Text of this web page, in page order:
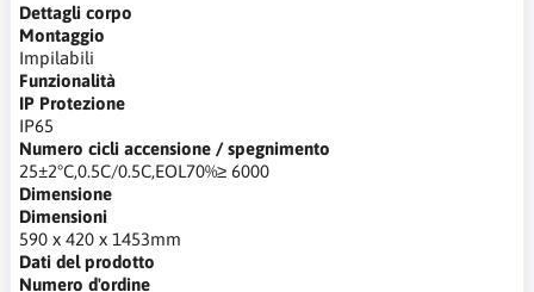
Dettagli corpo
Montaggio
Impilabili
Funzionalità
IP Protezione
IP65
Numero cicli accensione / spegnimento
25±2°C,0.5C/0.5C,EOL70%≥ 6000
Dimensione
Dimensioni
590 x 420 x 1453mm
Dati del prodotto
Numero d'ordine